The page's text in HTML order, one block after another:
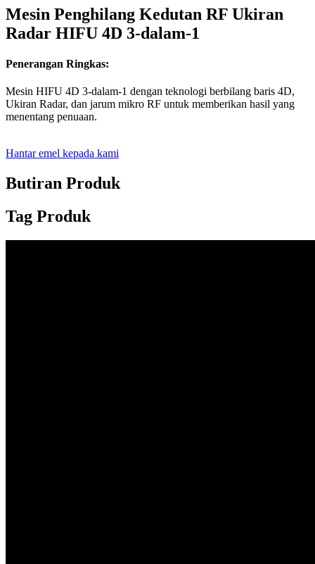
Mesin Penghilang Kedutan RF Ukiran
Radar HIFU 4D 3-dalam-1
Penerangan Ringkas:
Mesin HIFU 4D 3-dalam-1 dengan teknologi berbilang baris 4D,
Ukiran Radar, dan jarum mikro RF untuk memberikan hasil yang
menentang penuaan.
Hantar emel kepada kami
Butiran Produk
Tag Produk